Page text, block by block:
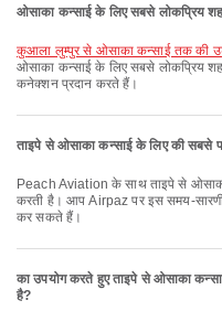
ओसाका कन्साई के लिए सबसे लोकप्रिय
कुआला लुम्पुर से ओसाका कन्साई तक की
ओसाका कन्साई के लिए सबसे लोकप्रिय
कनेक्शन प्रदान करते हैं।
ताइपे से ओसाका कन्साई के लिए की सबसे
Peach Aviation के साथ ताइपे से ओसाका कन्साई की सबसे पहली उड़ान 01:45 बजे प्रस्थान
करती है। आप Airpaz पर इस समय-
कर सकते हैं।
का उपयोग करते हुए ताइपे से ओसाका
है?